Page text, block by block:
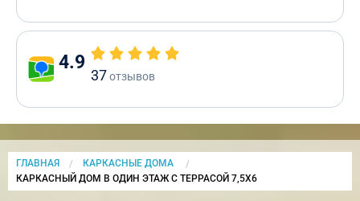
4.9
37отзывов
ГЛАВНАЯ
КАРКАСНЫЕ ДОМА
CURRENT:
КАРКАСНЫЙ ДОМ В ОДИН ЭТАЖ С ТЕРРАСОЙ 7,5Х6